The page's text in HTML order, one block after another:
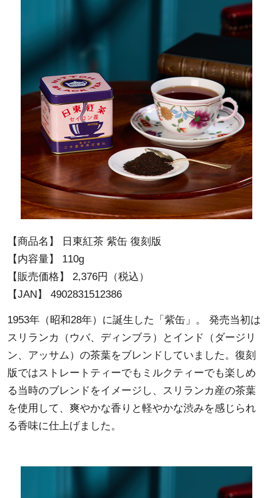
【商品名】 日東紅茶 紫缶 復刻版
【内容量】 110g
【販売価格】 2,376円（税込）
【JAN】 4902831512386
1953年（昭和28年）に誕生した「紫缶」。 発売当初は
スリランカ（ウバ、ディンブラ）とインド（ダージリ
ン、アッサム）の茶葉をブレンドしていました。復刻
版ではストレートティーでもミルクティーでも楽しめ
る当時のブレンドをイメージし、スリランカ産の茶葉
を使用して、爽やかな香りと軽やかな渋みを感じられ
る香味に仕上げました。